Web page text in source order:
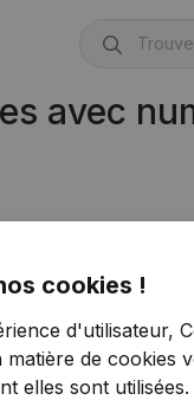
avec
cookies !
d'utilisateur,
matière de cookies
elles sont utilisées.